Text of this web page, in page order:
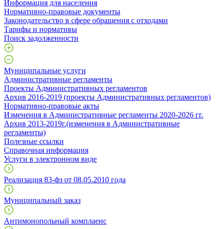
Информация для населения
Нормативно-правовые документы
Законодательство в сфере обращения с отходами
Тарифы и нормативы
Поиск задолженности
Муниципальные услуги
Административные регламенты
Проекты Административных регламентов
Архив 2016-2019 (проекты Административных регламентов)
Нормативно-правовые акты
Изменения в Административные регламенты 2020-2026 гг.
Архив 2013-2019г.(изменения в Административные
регламенты)
Полезные ссылки
Справочная информация
Услуги в электронном виде
Реализация 83-фз от 08.05.2010 года
Муниципальный заказ
Антимонопольный комплаенс